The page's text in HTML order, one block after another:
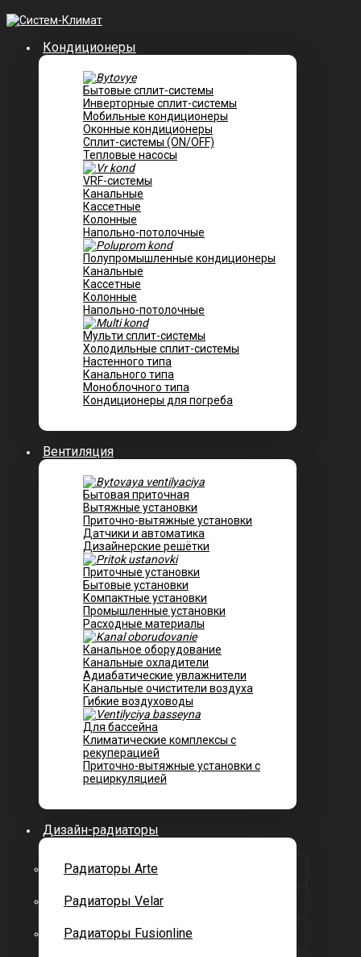
Кондиционеры
Бытовые сплит-системы
Инверторные сплит-системы
Мобильные кондиционеры
Оконные кондиционеры
Сплит-системы (ON/OFF)
Тепловые насосы
VRF-системы
Канальные
Касcетные
Колонные
Напольно-потолочные
Полупромышленные кондиционеры
Канальные
Кассетные
Колонные
Напольно-потолочные
Мульти сплит-системы
Холодильные сплит-системы
Настенного типа
Канального типа
Моноблочного типа
Кондиционеры для погреба
Вентиляция
Бытовая приточная
Вытяжные установки
Приточно-вытяжные установки
Датчики и автоматика
Дизайнерские решётки
Приточные установки
Бытовые установки
Компактные установки
Промышленные установки
Расходные материалы
Канальное оборудование
Канальные охладители
Адиабатические увлажнители
Канальные очистители воздуха
Гибкие воздуховоды
Для бассейна
Климатические комплексы с
рекуперацией
Приточно-вытяжные установки с
рециркуляцией
Дизайн-радиаторы
Радиаторы Arte
Радиаторы Velar
Радиаторы Fusionline